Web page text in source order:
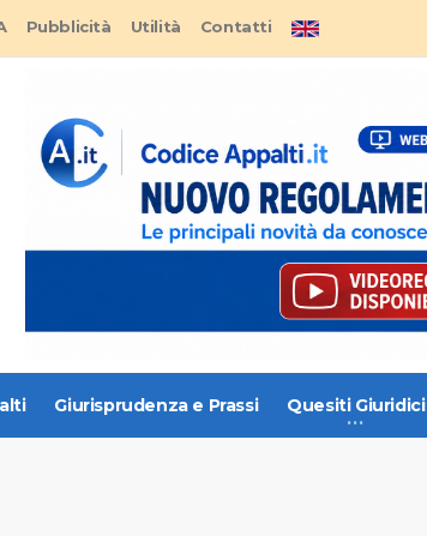
Pubblicità Utilità Contatti
Giurisprudenza e Prassi Quesiti Giuridici